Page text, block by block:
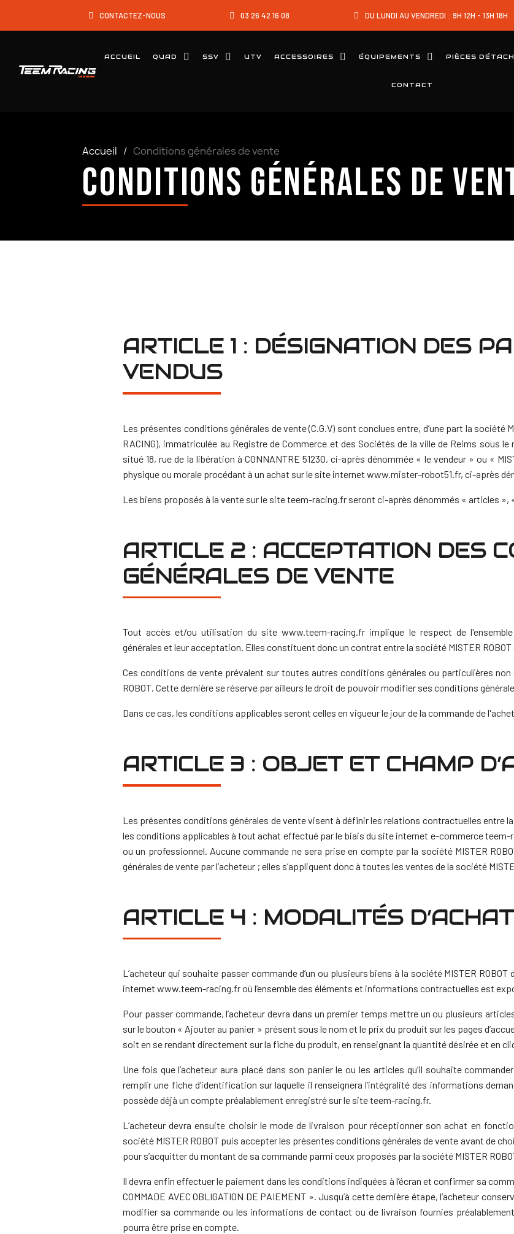
CONTACTEZ-NOUS 03 26 42 16 08 DU LUNDI AU VENDREDI : 9H 12H - 13H 18H
ACCUEIL QUAD SSV UTV ACCESSOIRES ÉQUIPEMENTS PIÈCES
CONTACT
Accueil Conditions générales de vente
Conditions générales de
ARTICLE 1 : DÉSIGNATION DES
VENDUS
Les présentes conditions générales de vente (C.G.V) sont conclues entre, d’une part la société
RACING), immatriculée au Registre de Commerce et des Sociétés de la ville de Reims sous
situé 18, rue de la libération à CONNANTRE 51230, ci-après dénommée « le vendeur » ou «
physique ou morale procédant à un achat sur le site internet www.mister-robot51.fr, ci-après
Les biens proposés à la vente sur le site teem-racing.fr seront ci-après dénommés « articles »,
ARTICLE 2 : ACCEPTATION DES
GÉNÉRALES DE VENTE
Tout accès et/ou utilisation du site www.teem-racing.fr implique le respect de
générales et leur acceptation. Elles constituent donc un contrat entre la société MISTER
Ces conditions de vente prévalent sur toutes autres conditions générales ou particulières
ROBOT. Cette dernière se réserve par ailleurs le droit de pouvoir modifier ses conditions
Dans ce cas, les conditions applicables seront celles en vigueur le jour de la commande de
ARTICLE 3 : OBJET ET CHAMP
Les présentes conditions générales de vente visent à définir les relations contractuelles entre la
les conditions applicables à tout achat effectué par le biais du site internet e-commerce teem-
ou un professionnel. Aucune commande ne sera prise en compte par la société MISTER
générales de vente par l’acheteur ; elles s’appliquent donc à toutes les ventes de la société
ARTICLE 4 : MODALITÉS
L’acheteur qui souhaite passer commande d’un ou plusieurs biens à la société MISTER
internet www.teem-racing.fr où l’ensemble des éléments et informations contractuelles est
Pour passer commande, l’acheteur devra dans un premier temps mettre un ou plusieurs
sur le bouton « Ajouter au panier » présent sous le nom et le prix du produit sur les pages
soit en se rendant directement sur la fiche du produit, en renseignant la quantité désirée et en
Une fois que l’acheteur aura placé dans son panier le ou les articles qu’il souhaite
remplir une fiche d’identification sur laquelle il renseignera l’intégralité des informations
possède déjà un compte préalablement enregistré sur le site teem-racing.fr.
L’acheteur devra ensuite choisir le mode de livraison pour réceptionner son achat en
société MISTER ROBOT puis accepter les présentes conditions générales de vente avant de
pour s’acquitter du montant de sa commande parmi ceux proposés par la société MISTER
Il devra enfin effectuer le paiement dans les conditions indiquées à l’écran et confirmer sa
COMMADE AVEC OBLIGATION DE PAIEMENT ». Jusqu’à cette dernière étape, l’acheteur
modifier sa commande ou les informations de contact ou de livraison fournies
pourra être prise en compte.